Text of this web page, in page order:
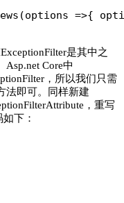
=>{
是其中之
Core中
，所以我们只需
法即可。同样新建
，重写
下：